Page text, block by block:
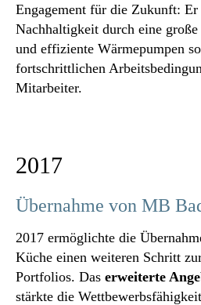
Engagement für die Zukunft: Er
Nachhaltigkeit durch eine
und effiziente Wärmepumpen
fortschrittlichen
Mitarbeiter.
2017
Übernahme von MB
2017 ermöglichte die
Küche einen weiteren Schritt
Portfolios. Das erweiterte
stärkte die